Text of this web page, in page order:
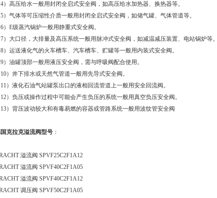
4）高压给水一般用封闭全启式安全阀，如高压给水加热器、换热器等。
5）气体等可压缩性介质一般用封闭全启式安全阀，如储气罐、气体管道等。
6）E级蒸汽锅炉一般用静重式安全阀。
7）大口径，大排量及高压系统一般用脉冲式安全阀，如减温减压装置、电站锅炉等
8）运送液化气的火车槽车、汽车槽车、贮罐等一般用内装式安全阀。
9）油罐顶部一般用液压安全阀，需与呼吸阀配合使用。
10）井下排水或天然气管道一般用先导式安全阀。
11）液化石油气站罐泵出口的液相回流管道上一般用安全回流阀。
12）负压或操作过程中可能会产生负压的系统一般用真空负压安全阀。
13）背压波动较大和有毒易燃的容器或管路系统一般用波纹管安全阀
克拉克溢流阀型号 ：
溢流阀 SPVF25C2F1A12
溢流阀 SPVF40C2F1A05
溢流阀 SPVF40C2F1A12
调压阀 SPVF50C2F1A05